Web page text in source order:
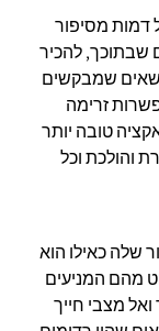
דמות מסיפור
שבתוכך,להכיר
שמבקשים
זרימה
טובה יותר
וכל
שלה כאילו הוא
מהם המניעים
ואל מצבי חייך